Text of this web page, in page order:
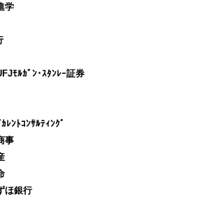
学
ﾓﾙｶﾞﾝ･ｽﾀﾝﾚｰ証券
ﾝﾄｺﾝｻﾙﾃｨﾝｸﾞ
事
ほ銀行